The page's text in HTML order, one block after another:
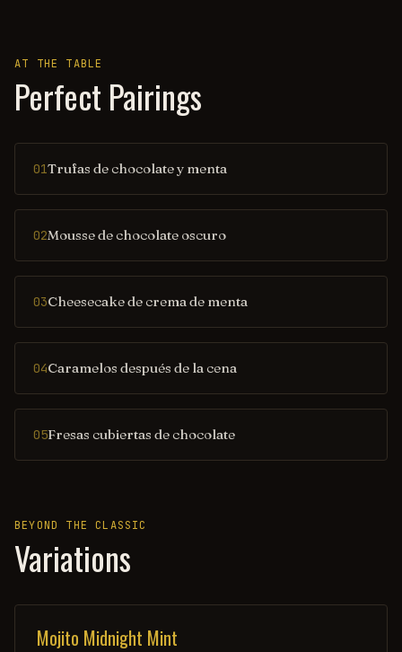
AT THE TABLE
Perfect Pairings
01Trufas de chocolate y menta
02Mousse de chocolate oscuro
03Cheesecake de crema de menta
04Caramelos después de la cena
05Fresas cubiertas de chocolate
BEYOND THE CLASSIC
Variations
Mojito Midnight Mint